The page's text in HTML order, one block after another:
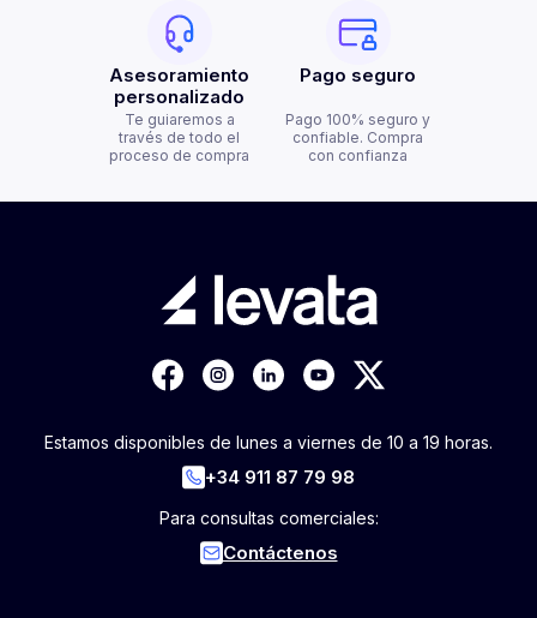
Asesoramiento
personalizado
Te guiaremos a
través de todo el
proceso de compra
Pago seguro
Pago 100% seguro y
confiable. Compra
con confianza
Estamos disponibles de lunes a viernes de 10 a 19 horas.
+34 911 87 79 98
Para consultas comerciales:
Contáctenos